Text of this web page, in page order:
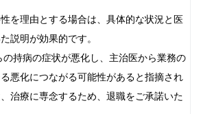
を理由とする場合は、具体的な状況と医
説明が効果的です。
の持病の症状が悪化し、主治医から業務の
悪化につながる可能性があると指摘され
治療に専念するため、退職をご承諾いた